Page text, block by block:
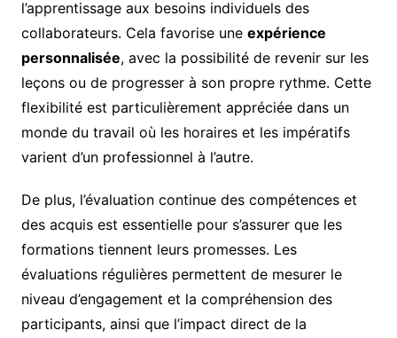
l’apprentissage aux besoins individuels des
collaborateurs. Cela favorise une expérience
personnalisée, avec la possibilité de revenir sur les
leçons ou de progresser à son propre rythme. Cette
flexibilité est particulièrement appréciée dans un
monde du travail où les horaires et les impératifs
varient d’un professionnel à l’autre.
De plus, l’évaluation continue des compétences et
des acquis est essentielle pour s’assurer que les
formations tiennent leurs promesses. Les
évaluations régulières permettent de mesurer le
niveau d’engagement et la compréhension des
participants, ainsi que l’impact direct de la